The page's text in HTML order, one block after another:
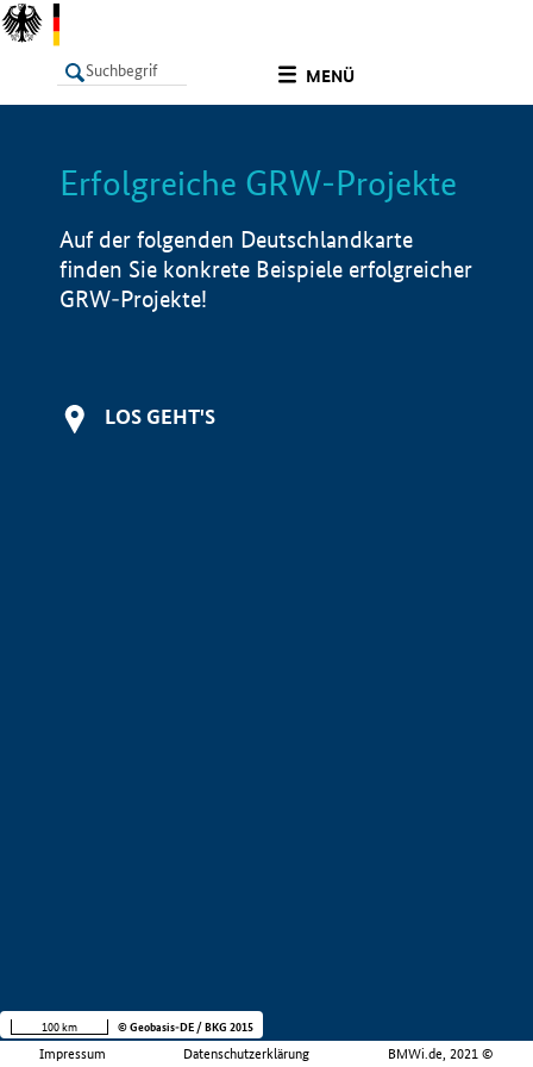
MENÜ
LISTE Info
Erfolgreiche GRW-Projekte
Auf der folgenden Deutschlandkarte
finden Sie konkrete Beispiele erfolgreicher
GRW-Projekte!
LOS GEHT'S
Impressum Datenschutzerklärung BMWi.de, 2021 ©
100 km © Geobasis-DE / BKG 2015